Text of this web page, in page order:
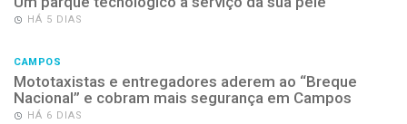
HÁ 5 DIAS
CAMPOS
Mototaxistas e entregadores aderem ao “Breque
Nacional” e cobram mais segurança em Campos
HÁ 6 DIAS